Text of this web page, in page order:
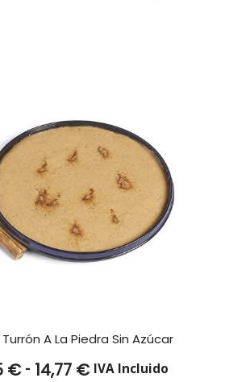
A La Piedra Sin Azúcar
€ - 14,77 €Rango
IVA Incluido